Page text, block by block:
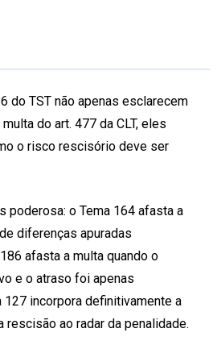
do TST não apenas esclarecem
do art. 477 da CLT, eles
o risco rescisório deve ser
poderosa: o Tema 164 afasta a
diferenças apuradas
afasta a multa quando o
e o atraso foi apenas
127 incorpora definitivamente a
rescisão ao radar da penalidade.